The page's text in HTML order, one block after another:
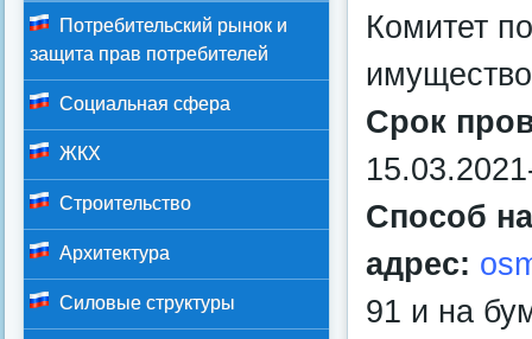
Комитет
Срок
Способ
адрес:
91 и на
Потребительский рынок и
защита прав потребителей
Социальная сфера
ЖКХ
Строительство
Архитектура
Силовые структуры